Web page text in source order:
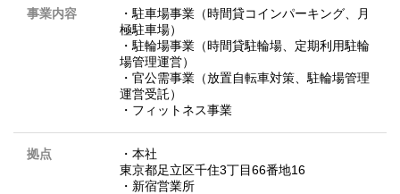
事業内容
・駐車場事業（時間貸コインパーキング、月
極駐車場）
・駐輪場事業（時間貸駐輪場、定期利用駐輪
場管理運営）
・官公需事業（放置自転車対策、駐輪場管理
運営受託）
・フィットネス事業
拠点
・本社
東京都足立区千住3丁目66番地16
・新宿営業所